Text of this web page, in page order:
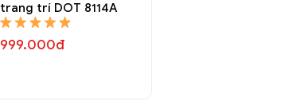
trang trí DOT 8114A
999.000đ